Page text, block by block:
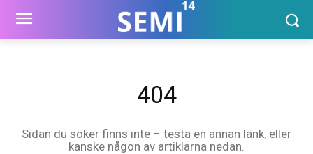
404
Sidan du söker finns inte – testa en annan länk, eller
kanske någon av artiklarna nedan.